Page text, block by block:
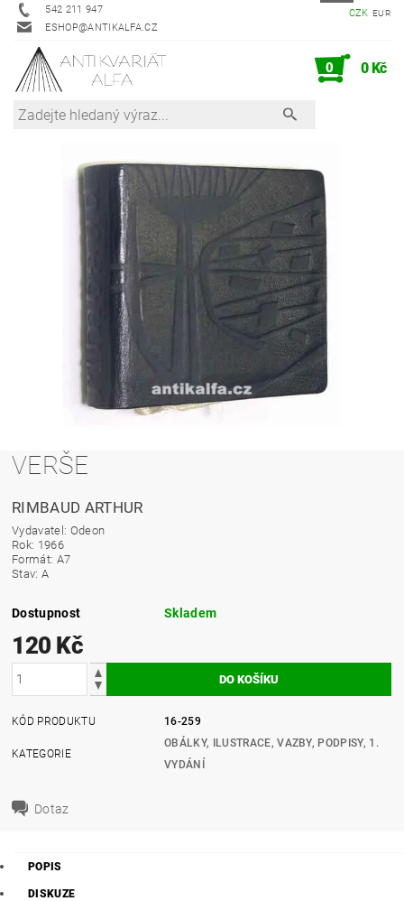
542 211 947
ESHOP@ANTIKALFA.CZ
CZK EUR
0 0 Kč
VERŠE
RIMBAUD ARTHUR
Vydavatel: Odeon
Rok: 1966
Formát: A7
Stav: A
Dostupnost Skladem
120 Kč
KÓD PRODUKTU 16-259
KATEGORIE
OBÁLKY, ILUSTRACE, VAZBY, PODPISY, 1.
VYDÁNÍ
Dotaz
POPIS
DISKUZE